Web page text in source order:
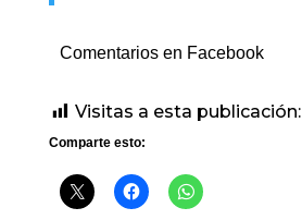
Comentarios en Facebook
Visitas a esta publicación:
Comparte esto: